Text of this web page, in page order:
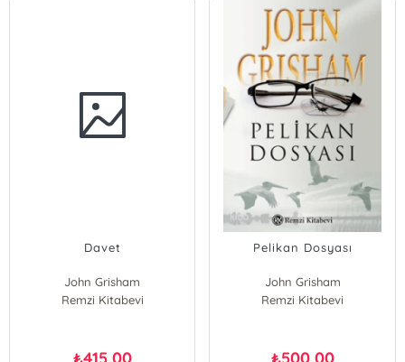
Davet
John Grisham
Remzi Kitabevi
Pelikan Dosyası
John Grisham
Remzi Kitabevi